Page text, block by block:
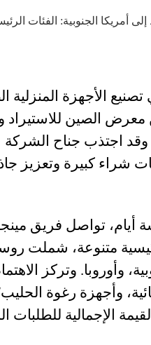
أمريكا الجنوبية: الفئات
الأجهزة المنزلية
والذي اختتم في 19 أبريل 2026.
شراء كبيرة وتعزيز
متنوعة، شملت
وأوروبا. وتركز
وأجهزة رغوة الحليب/
الإجمالية